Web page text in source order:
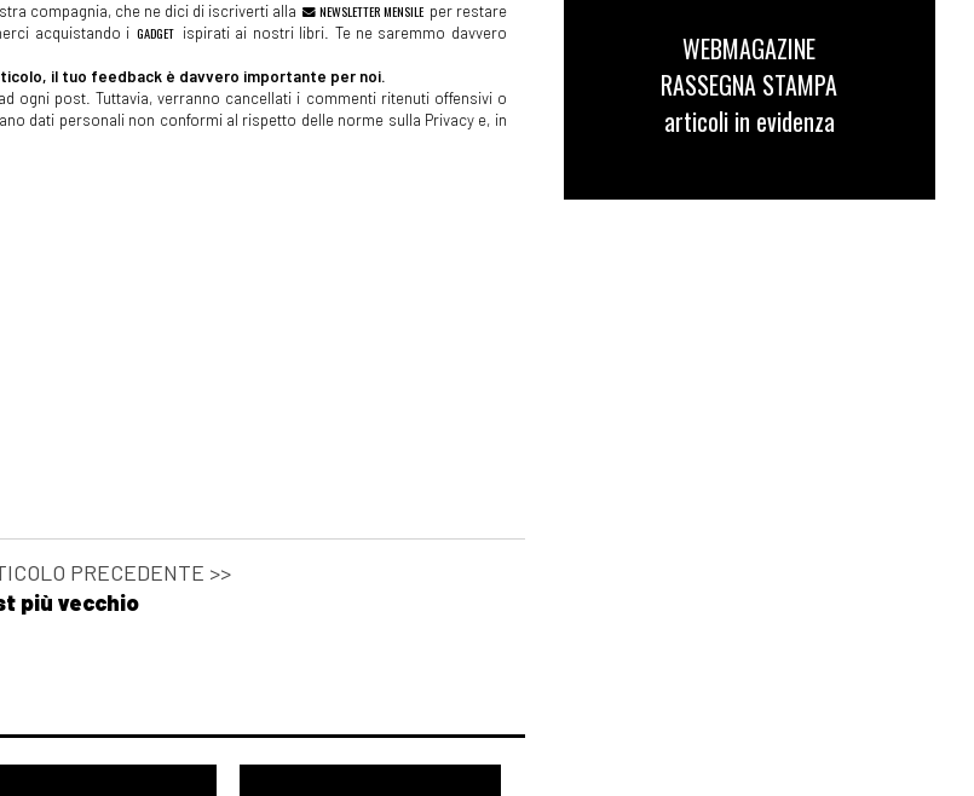
compagnia, che ne dici di iscriverti alla NEWSLETTER MENSILE per restare
acquistando i GADGET ispirati ai nostri libri. Te ne saremmo davvero
il tuo feedback è davvero importante per noi.
ogni post. Tuttavia, verranno cancellati i commenti ritenuti offensivi o
dati personali non conformi al rispetto delle norme sulla Privacy e, in
PRECEDENTE >>
più vecchio
WEBMAGAZINE
RASSEGNA STAMPA
articoli in evidenza